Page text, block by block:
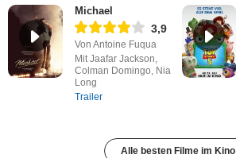
Michael
3,9
Von Antoine Fuqua
Mit Jaafar Jackson,
Colman Domingo, Nia
Long
Trailer
Alle besten Filme im Kino